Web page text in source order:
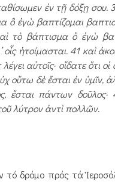
ἐν τῇ δόξῃ σου.
ἐγὼ βαπτίζομαι
τὸ βάπτισμα ὃ ἐγὼ
ἡτοίμασται. 41 καὶ
αὐτοῖς· οἴδατε ὅτι
οὕτω δὲ ἔσται ἐν ὑμῖν,
ἔσται πάντων
λύτρον ἀντὶ πολλῶν.
τό δρόμο πρός τά